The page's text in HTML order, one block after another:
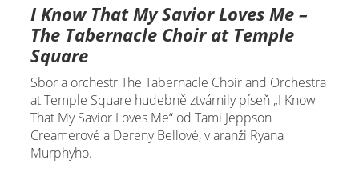
I Know That My Savior Loves Me –
The Tabernacle Choir at Temple
Square
Sbor a orchestr The Tabernacle Choir and Orchestra
at Temple Square hudebně ztvárnily píseň „I Know
That My Savior Loves Me“ od Tami Jeppson
Creamerové a Dereny Bellové, v aranži Ryana
Murphyho.